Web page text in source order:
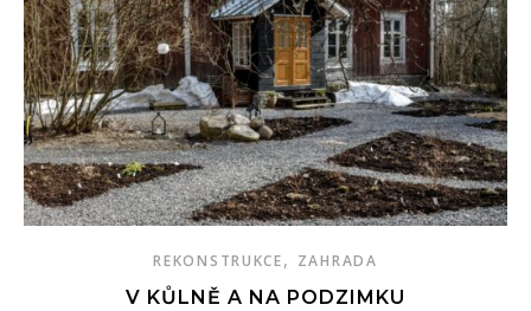
REKONSTRUKCE, ZAHRADA
V KŮLNĚ A NA PODZIMKU